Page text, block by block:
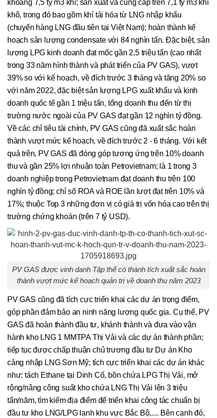
khoảng 7,5 tỷ m3 khí; sản xuất và cung cấp trên 7,1 tỷ m3 khí
khô, trong đó bao gồm khí tái hóa từ LNG nhập khẩu
(chuyến hàng LNG đầu tiên tại Việt Nam); hoàn thành kế
hoạch sản lượng condensate với 84 nghìn tấn. Đặc biệt, sản
lượng LPG kinh doanh đạt mốc gần 2,5 triệu tấn (cao nhất
trong 33 năm hình thành và phát triển của PV GAS), vượt
39% so với kế hoạch, về đích trước 3 tháng và tăng 20% so
với năm 2022, đặc biệt sản lượng LPG xuất khẩu và kinh
doanh quốc tế gần 1 triệu tấn, tổng doanh thu đến từ thị
trường nước ngoài của PV GAS đạt gần 12 nghìn tỷ đồng.
Về các chỉ tiêu tài chính, PV GAS cũng đã xuất sắc hoàn
thành vượt mức kế hoạch, về đích trước 2 - 6 tháng. Với kết
quả trên, PV GAS đã đóng góp tương ứng trên 10% doanh
thu và gần 25% lợi nhuận toàn Petrovietnam; là 1 trong 3
doanh nghiệp trong Petrovietnam đạt doanh thu trên 100
nghìn tỷ đồng; chỉ số ROA và ROE lần lượt đạt trên 10% và
17%; thuộc Top 3 những đơn vị có giá trị vốn hóa cao trên thị
trường chứng khoán (trên 7 tỷ USD).
PV GAS được vinh danh Tập thể có thành tích xuất sắc hoàn
thành vượt mức kế hoạch quản trị về doanh thu năm 2023
PV GAS cũng đã tích cực triển khai các dự án trọng điểm,
góp phần đảm bảo an ninh năng lượng quốc gia. Cụ thể, PV
GAS đã hoàn thành đầu tư, khánh thành và đưa vào vận
hành kho LNG 1 MMTPA Thị Vải và các dự án thành phần;
tiếp tục được chấp thuận chủ trương đầu tư Dự án Kho
cảng nhập LNG Sơn Mỹ; tích cực triển khai các dự án khác
như: tách Ethane tại Dinh Cố, bồn chứa LPG Thị Vải, mở
rộng/nâng công suất kho chứa LNG Thị Vải lên 3 triệu
tấn/năm, tìm kiếm địa điểm để triển khai công tác chuẩn bị
đầu tư kho LNG/LPG lạnh khu vực Bắc Bộ,.... Bên cạnh đó,